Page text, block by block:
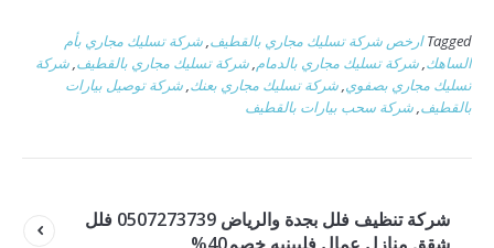
Tagged ارخص شركة تسليك مجاري بالقطيف,شركة تسليك مجاري بأم
الساهك,شركة تسليك مجاري بالدمام,شركة تسليك مجاري بالقطيف,شركة
تسليك مجاري بصفوي,شركة تسليك مجاري بعنك,شركة توصيل بيارات
بالقطيف,شركة سحب بيارات بالقطيف
شركة تنظيف فلل بجدة والرياض 0507273739 فلل